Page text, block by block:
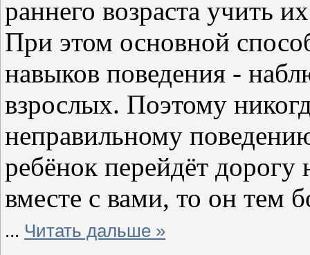
раннего возраста учить
При этом основной
навыков поведения -
взрослых. Поэтому
неправильному
ребёнок перейдёт дорогу
вместе с вами, то он тем
... Читать дальше »